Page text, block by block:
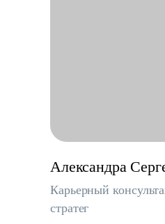
Александра
Карьерный
стратег